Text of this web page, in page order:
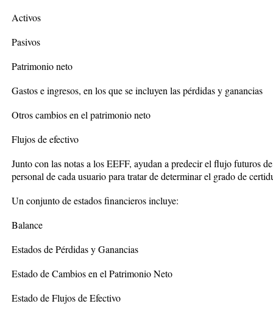
Activos
Pasivos
Patrimonio neto
Gastos e ingresos, en los que se incluyen las pérdidas y ganancias
Otros cambios en el patrimonio neto
Flujos de efectivo
Junto con las notas a los EEFF, ayudan a predecir el flujo futuros
personal de cada usuario para tratar de determinar el grado de
Un conjunto de estados financieros incluye:
Balance
Estados de Pérdidas y Ganancias
Estado de Cambios en el Patrimonio Neto
Estado de Flujos de Efectivo